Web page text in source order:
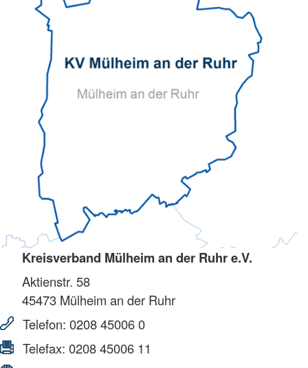
Kreisverband Mülheim an der Ruhr e.V.
Aktienstr. 58
45473 Mülheim an der Ruhr
Telefon: 0208 45006 0
Telefax: 0208 45006 11